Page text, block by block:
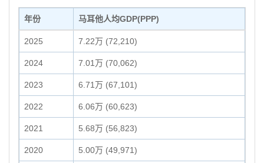
年份 马耳他人均GDP(PPP)
2025 7.22万 (72,210)
2024 7.01万 (70,062)
2023 6.71万 (67,101)
2022 6.06万 (60,623)
2021 5.68万 (56,823)
2020 5.00万 (49,971)